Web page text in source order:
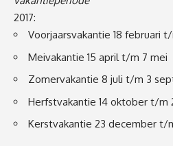
2017:
Voorjaarsvakantie 18 februari
Meivakantie 15 april t/m 7 mei
Zomervakantie 8 juli t/m 3
Herfstvakantie 14 oktober t/m
Kerstvakantie 23 december t/